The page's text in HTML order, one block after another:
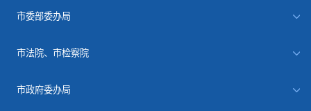
市委部委办局
市法院、市检察院
市政府委办局